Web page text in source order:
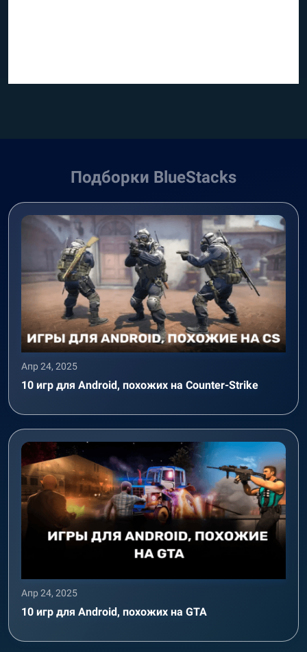
Подборки BlueStacks
Апр 24, 2025
10 игр для Android, похожих на Counter-Strike
Апр 24, 2025
10 игр для Android, похожих на GTA